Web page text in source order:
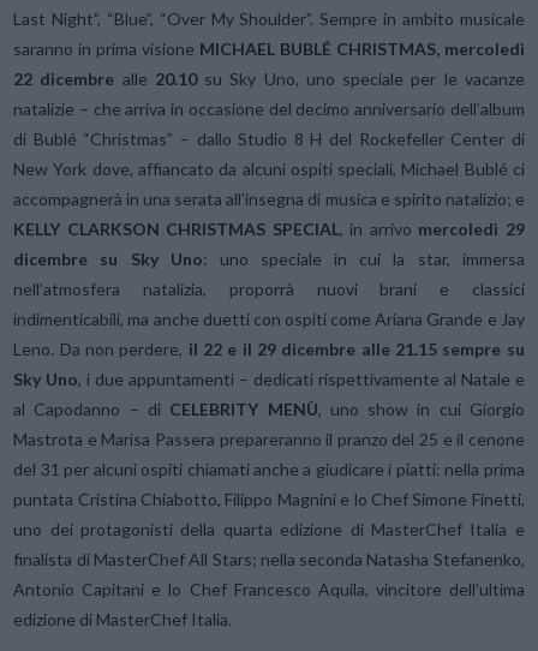
Last Night”, “Blue”, “Over My Shoulder”. Sempre in ambito musicale
saranno in prima visione MICHAEL BUBLÉ CHRISTMAS, mercoledì
22 dicembre alle 20.10 su Sky Uno, uno speciale per le vacanze
natalizie – che arriva in occasione del decimo anniversario dell’album
di Bublé “Christmas” – dallo Studio 8 H del Rockefeller Center di
New York dove, affiancato da alcuni ospiti speciali, Michael Bublé ci
accompagnerà in una serata all’insegna di musica e spirito natalizio; e
KELLY CLARKSON CHRISTMAS SPECIAL, in arrivo mercoledì 29
dicembre su Sky Uno: uno speciale in cui la star, immersa
nell’atmosfera natalizia, proporrà nuovi brani e classici
indimenticabili, ma anche duetti con ospiti come Ariana Grande e Jay
Leno. Da non perdere, il 22 e il 29 dicembre alle 21.15 sempre su
Sky Uno, i due appuntamenti – dedicati rispettivamente al Natale e
al Capodanno – di CELEBRITY MENÙ, uno show in cui Giorgio
Mastrota e Marisa Passera prepareranno il pranzo del 25 e il cenone
del 31 per alcuni ospiti chiamati anche a giudicare i piatti: nella prima
puntata Cristina Chiabotto, Filippo Magnini e lo Chef Simone Finetti,
uno dei protagonisti della quarta edizione di MasterChef Italia e
finalista di MasterChef All Stars; nella seconda Natasha Stefanenko,
Antonio Capitani e lo Chef Francesco Aquila, vincitore dell’ultima
edizione di MasterChef Italia.